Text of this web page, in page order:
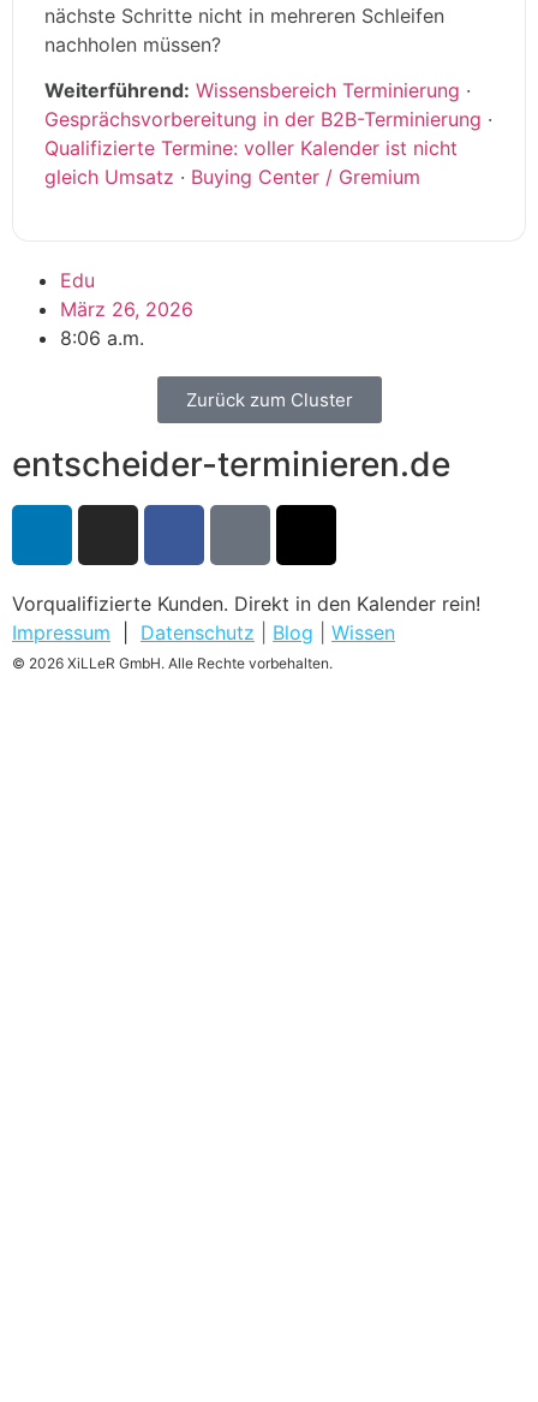
nächste Schritte nicht in mehreren Schleifen
nachholen müssen?
Weiterführend: Wissensbereich Terminierung ·
Gesprächsvorbereitung in der B2B-Terminierung ·
Qualifizierte Termine: voller Kalender ist nicht
gleich Umsatz · Buying Center / Gremium
Edu
März 26, 2026
8:06 a.m.
Zurück zum Cluster
entscheider-terminieren.de
Vorqualifizierte Kunden. Direkt in den Kalender rein!
Impressum
Datenschutz Blog Wissen
© 2026 XiLLeR GmbH. Alle Rechte vorbehalten.